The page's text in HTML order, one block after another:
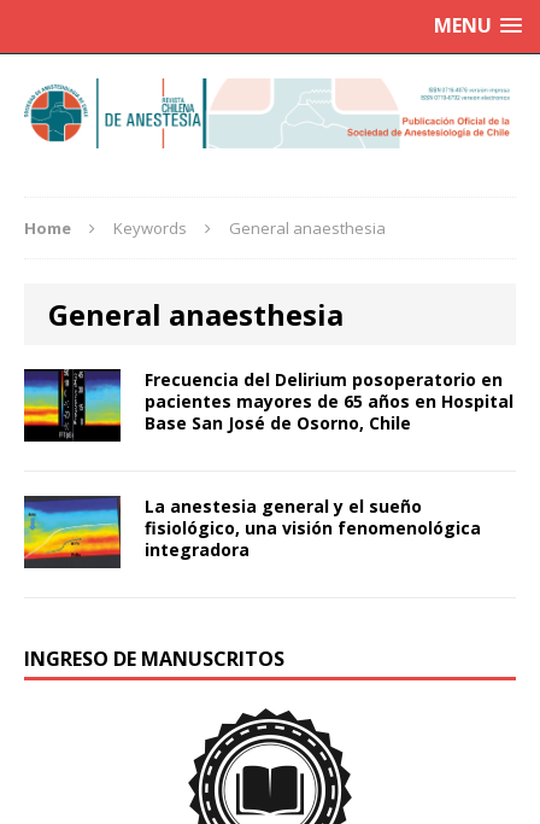
MENU
Home Keywords General anaesthesia
General anaesthesia
Frecuencia del Delirium posoperatorio en
pacientes mayores de 65 años en Hospital
Base San José de Osorno, Chile
La anestesia general y el sueño
fisiológico, una visión fenomenológica
integradora
INGRESO DE MANUSCRITOS